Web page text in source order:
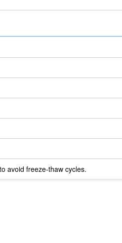
avoid freeze-thaw cycles.